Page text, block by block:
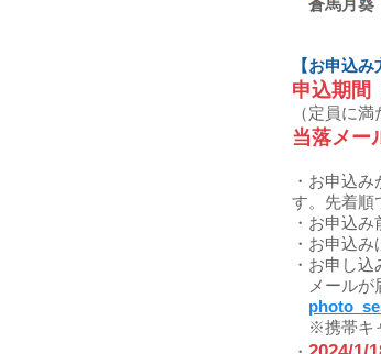
蒼馬月葵
【お申込み
申込期間
（定員に
当落メー
・お申込
す。先着順
・お申込み
・お申込
・お申し
メールが
※携帯キ